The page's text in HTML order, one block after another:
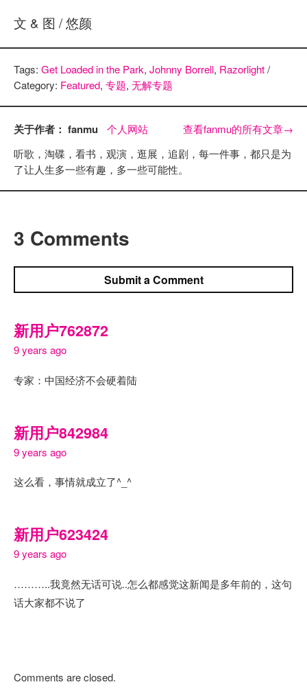
文 & 图 / 悠颜
Tags: Get Loaded in the Park, Johnny Borrell, Razorlight/
Category: Featured, 专题, 无解专题
关于作者： fanmu 个人网站 查看fanmu的所有文章→
听歌，淘碟，看书，观演，逛展，追剧，每一件事，都只是为
了让人生多一些有趣，多一些可能性。
3 Comments
Submit a Comment
新用户762872
9 years ago
专家：中国经济不会硬着陆
新用户842984
9 years ago
这么看，事情就成立了^_^
新用户623424
9 years ago
………..我竟然无话可说..怎么都感觉这新闻是多年前的，这句
话大家都不说了
Comments are closed.